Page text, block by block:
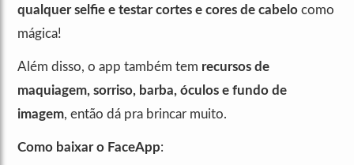
qualquer selfie e testar cortes e cores de cabelo como
mágica!
Além disso, o app também tem recursos de
maquiagem, sorriso, barba, óculos e fundo de
imagem, então dá pra brincar muito.
Como baixar o FaceApp: